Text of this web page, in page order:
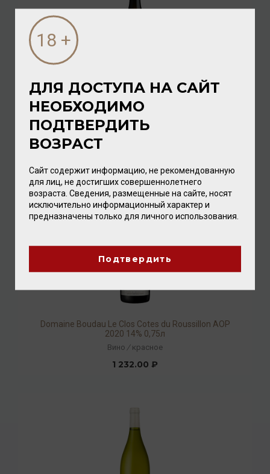
Famille Bougrier Anjou Blanc 2020 12,5% 0,75л
Вино / белое
Domaine Boudau Le Clos Cotes du Roussillon AOP
2020 14% 0,75л
Вино / красное
1 232.00 ₽
ДЛЯ ДОСТУПА НА САЙТ
НЕОБХОДИМО
ПОДТВЕРДИТЬ
ВОЗРАСТ
Сайт содержит информацию, не рекомендованную
для лиц, не достигших совершеннолетнего
возраста. Сведения, размещенные на сайте, носят
исключительно информационный характер и
предназначены только для личного использования.
Подтвердить